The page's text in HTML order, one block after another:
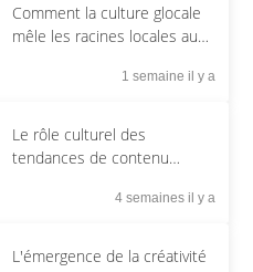
Comment la culture glocale
mêle les racines locales aux
1 semaine il y a
Le rôle culturel des
tendances de contenu
4 semaines il y a
L'émergence de la créativité